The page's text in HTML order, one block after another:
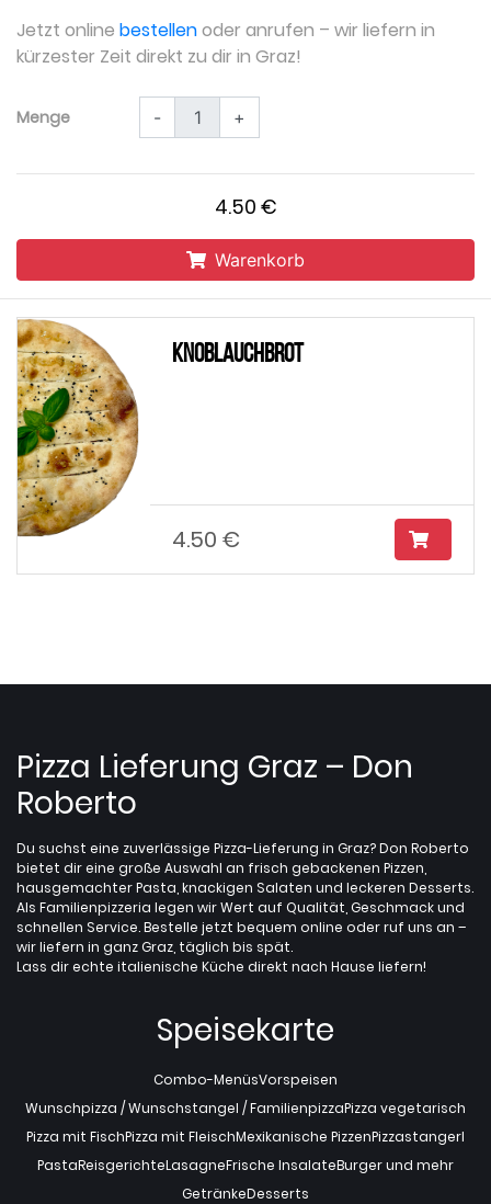
Jetzt online bestellenoder anrufen – wir liefern in
kürzester Zeit direkt zu dir in Graz!
Menge - +
4.50 €
Warenkorb
Knoblauchbrot
4.50 €
Pizza Lieferung Graz – Don
Roberto
Du suchst eine zuverlässige Pizza-Lieferung in Graz? Don Roberto
bietet dir eine große Auswahl an frisch gebackenen Pizzen,
hausgemachter Pasta, knackigen Salaten und leckeren Desserts.
Als Familienpizzeria legen wir Wert auf Qualität, Geschmack und
schnellen Service. Bestelle jetzt bequem online oder ruf uns an –
wir liefern in ganz Graz, täglich bis spät.
Lass dir echte italienische Küche direkt nach Hause liefern!
Speisekarte
Combo-MenüsVorspeisen
Wunschpizza / Wunschstangel / FamilienpizzaPizza vegetarisch
Pizza mit FischPizza mit FleischMexikanische PizzenPizzastangerl
PastaReisgerichteLasagneFrische InsalateBurger und mehr
GetränkeDesserts